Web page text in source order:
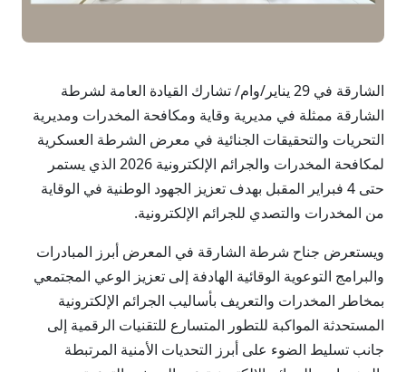
الشارقة في 29 يناير/وام/ تشارك القيادة العامة لشرطة
الشارقة ممثلة في مديرية وقاية ومكافحة المخدرات ومديرية
التحريات والتحقيقات الجنائية في معرض الشرطة العسكرية
لمكافحة المخدرات والجرائم الإلكترونية 2026 الذي يستمر
حتى 4 فبراير المقبل بهدف تعزيز الجهود الوطنية في الوقاية
من المخدرات والتصدي للجرائم الإلكترونية.
ويستعرض جناح شرطة الشارقة في المعرض أبرز المبادرات
والبرامج التوعوية الوقائية الهادفة إلى تعزيز الوعي المجتمعي
بمخاطر المخدرات والتعريف بأساليب الجرائم الإلكترونية
المستحدثة المواكبة للتطور المتسارع للتقنيات الرقمية إلى
جانب تسليط الضوء على أبرز التحديات الأمنية المرتبطة